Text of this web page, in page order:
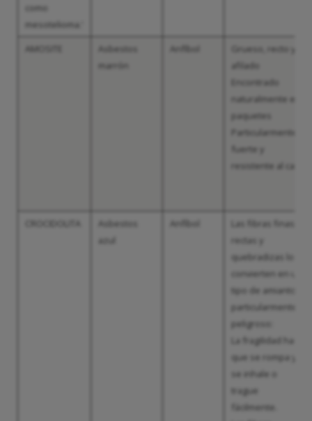
como
mesotelioma.
AMOSITE
Asbestos
marrón
Anfíbol
Grueso, recto y
afilado
Encontrado
naturalmente en
paquetes
Particularmente
fuerte y
resistente al calor
CROCIDOLITA
Asbestos
azul
Anfíbol
Las fibras finas,
rectas y
quebradizas lo
convierten en un
tipo de amianto
particularmente
peligroso:
La fragilidad hace
que se rompa y
se inhale o
trague
fácilmente.